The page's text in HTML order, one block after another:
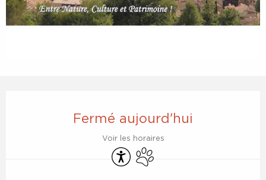
Fermé aujourd'hui
Voir les horaires
Accessibilité
Animaux acceptés